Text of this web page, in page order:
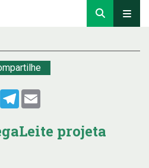
WhatsApp
Telegram
projeta